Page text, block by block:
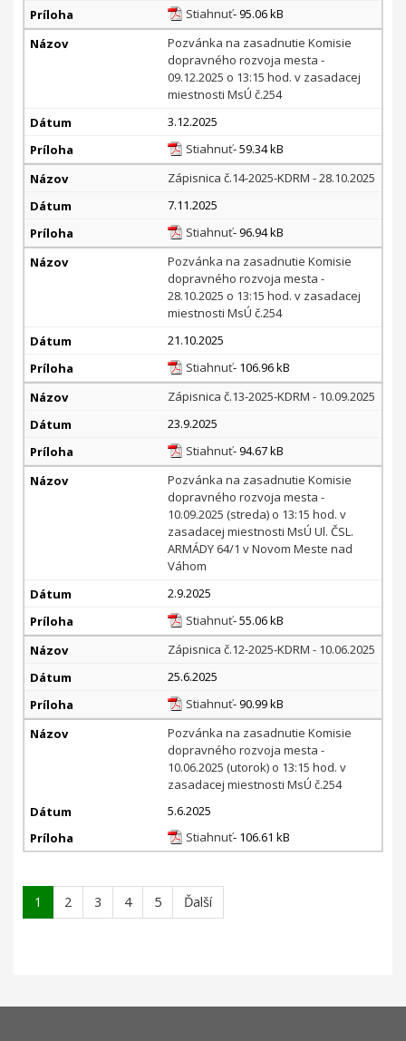
Stiahnuť- 95.06 kB
Pozvánka na zasadnutie Komisie
dopravného rozvoja mesta -
09.12.2025 o 13:15 hod. v zasadacej
miestnosti MsÚ č.254
3.12.2025
Stiahnuť- 59.34 kB
Zápisnica č.14-2025-KDRM - 28.10.2025
7.11.2025
Stiahnuť- 96.94 kB
Pozvánka na zasadnutie Komisie
dopravného rozvoja mesta -
28.10.2025 o 13:15 hod. v zasadacej
miestnosti MsÚ č.254
21.10.2025
Stiahnuť- 106.96 kB
Zápisnica č.13-2025-KDRM - 10.09.2025
23.9.2025
Stiahnuť- 94.67 kB
Pozvánka na zasadnutie Komisie
dopravného rozvoja mesta -
10.09.2025 (streda) o 13:15 hod. v
zasadacej miestnosti MsÚ Ul. ČSL.
ARMÁDY 64/1 v Novom Meste nad
Váhom
2.9.2025
Stiahnuť- 55.06 kB
Zápisnica č.12-2025-KDRM - 10.06.2025
25.6.2025
Stiahnuť- 90.99 kB
Pozvánka na zasadnutie Komisie
dopravného rozvoja mesta -
10.06.2025 (utorok) o 13:15 hod. v
zasadacej miestnosti MsÚ č.254
5.6.2025
Stiahnuť- 106.61 kB
1 2 3 4 5 Ďalší